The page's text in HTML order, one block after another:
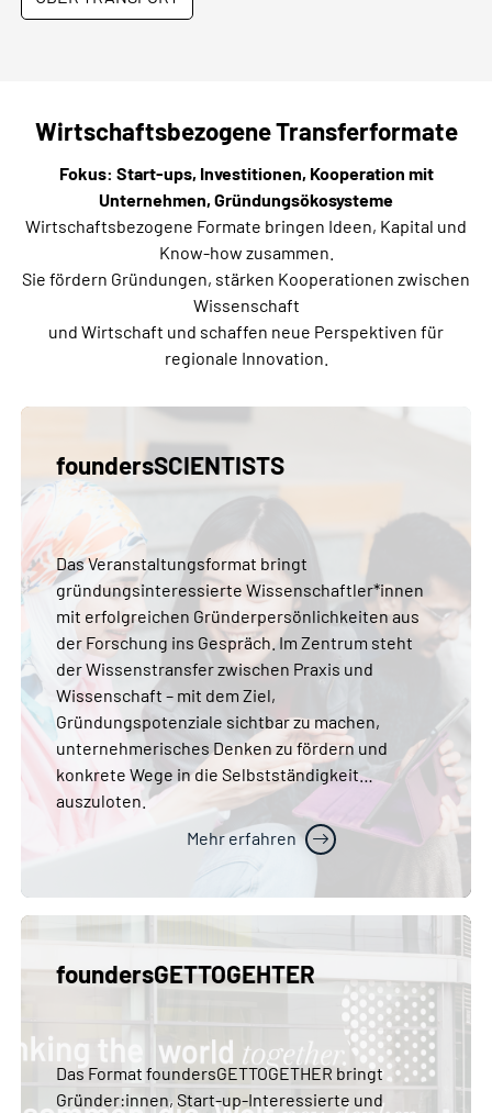
Wirtschaftsbezogene Transferformate
Fokus: Start-ups, Investitionen, Kooperation mit
Unternehmen, Gründungsökosysteme
Wirtschaftsbezogene Formate bringen Ideen, Kapital und
Know-how zusammen.
Sie fördern Gründungen, stärken Kooperationen zwischen
Wissenschaft
und Wirtschaft und schaffen neue Perspektiven für
regionale Innovation.
foundersSCIENTISTS
Das Veranstaltungsformat bringt
gründungsinteressierte Wissenschaftler*innen
mit erfolgreichen Gründerpersönlichkeiten aus
der Forschung ins Gespräch. Im Zentrum steht
der Wissenstransfer zwischen Praxis und
Wissenschaft – mit dem Ziel,
Gründungspotenziale sichtbar zu machen,
unternehmerisches Denken zu fördern und
konkrete Wege in die Selbstständigkeit
auszuloten.
Mehr erfahren
foundersGETTOGEHTER
Das Format foundersGETTOGETHER bringt
Gründer:innen, Start-up-Interessierte und